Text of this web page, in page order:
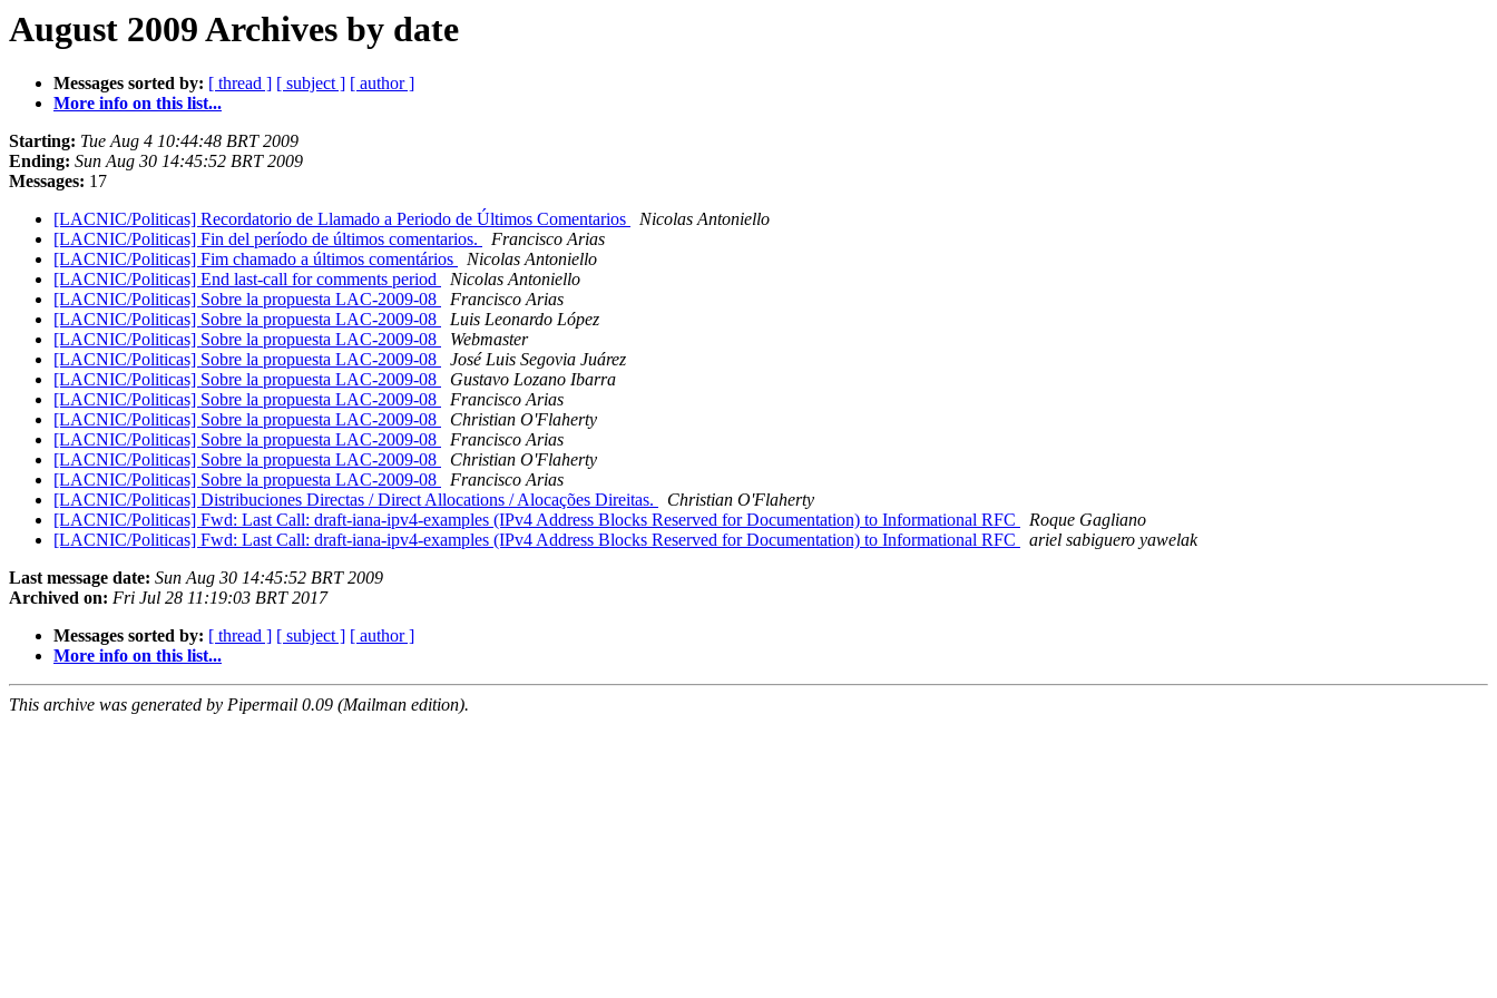
August 2009 Archives by date
Messages sorted by: [ thread ] [ subject ] [ author ]
More info on this list...
Starting: Tue Aug 4 10:44:48 BRT 2009
Ending: Sun Aug 30 14:45:52 BRT 2009
Messages: 17
[LACNIC/Politicas] Recordatorio de Llamado a Periodo de Últimos Comentarios
Nicolas Antoniello
[LACNIC/Politicas] Fin del período de últimos comentarios.
Francisco Arias
[LACNIC/Politicas] Fim chamado a últimos comentários
Nicolas Antoniello
[LACNIC/Politicas] End last-call for comments period
Nicolas Antoniello
[LACNIC/Politicas] Sobre la propuesta LAC-2009-08
Francisco Arias
[LACNIC/Politicas] Sobre la propuesta LAC-2009-08
Luis Leonardo López
[LACNIC/Politicas] Sobre la propuesta LAC-2009-08
Webmaster
[LACNIC/Politicas] Sobre la propuesta LAC-2009-08
José Luis Segovia Juárez
[LACNIC/Politicas] Sobre la propuesta LAC-2009-08
Gustavo Lozano Ibarra
[LACNIC/Politicas] Sobre la propuesta LAC-2009-08
Francisco Arias
[LACNIC/Politicas] Sobre la propuesta LAC-2009-08
Christian O'Flaherty
[LACNIC/Politicas] Sobre la propuesta LAC-2009-08
Francisco Arias
[LACNIC/Politicas] Sobre la propuesta LAC-2009-08
Christian O'Flaherty
[LACNIC/Politicas] Sobre la propuesta LAC-2009-08
Francisco Arias
[LACNIC/Politicas] Distribuciones Directas / Direct Allocations / Alocações Direitas.
Christian O'Flaherty
[LACNIC/Politicas] Fwd: Last Call: draft-iana-ipv4-examples (IPv4 Address Blocks Reserved for Documentation) to Informational RFC
Roque Gagliano
[LACNIC/Politicas] Fwd: Last Call: draft-iana-ipv4-examples (IPv4 Address Blocks Reserved for Documentation) to Informational RFC
ariel sabiguero yawelak
Last message date: Sun Aug 30 14:45:52 BRT 2009
Archived on: Fri Jul 28 11:19:03 BRT 2017
Messages sorted by: [ thread ] [ subject ] [ author ]
More info on this list...
This archive was generated by Pipermail 0.09 (Mailman edition).